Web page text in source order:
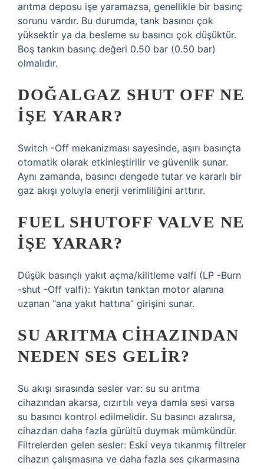
arıtma deposu işe yaramazsa, genellikle bir basınç
sorunu vardır. Bu durumda, tank basıncı çok
yüksektir ya da besleme su basıncı çok düşüktür.
Boş tankın basınç değeri 0.50 bar (0.50 bar)
olmalıdır.
DOĞALGAZ SHUT OFF NE
IŞE YARAR?
Switch -Off mekanizması sayesinde, aşırı basınçta
otomatik olarak etkinleştirilir ve güvenlik sunar.
Aynı zamanda, basıncı dengede tutar ve kararlı bir
gaz akışı yoluyla enerji verimliliğini arttırır.
FUEL SHUTOFF VALVE NE
IŞE YARAR?
Düşük basınçlı yakıt açma/kilitleme valfi (LP -Burn
-shut -Off valfi): Yakıtın tanktan motor alanına
uzanan “ana yakıt hattına” girişini sunar.
SU ARITMA CIHAZINDAN
NEDEN SES GELIR?
Su akışı sırasında sesler var: su su arıtma
cihazından akarsa, cızırtılı veya damla sesi varsa
su basıncı kontrol edilmelidir. Su basıncı azalırsa,
cihazdan daha fazla gürültü duymak mümkündür.
Filtrelerden gelen sesler: Eski veya tıkanmış filtreler
cihazın çalışmasına ve daha fazla ses çıkarmasına